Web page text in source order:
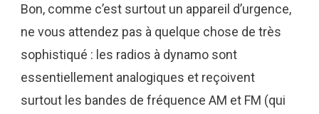
Bon, comme c’est surtout un appareil d’urgence,
ne vous attendez pas à quelque chose de très
sophistiqué : les radios à dynamo sont
essentiellement analogiques et reçoivent
surtout les bandes de fréquence AM et FM (qui